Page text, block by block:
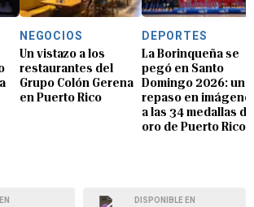
NEGOCIOS
Un vistazo a los
restaurantes del
Grupo Colón Gerena
en Puerto Rico
DEPORTES
La Borinqueña se
pegó en Santo
Domingo 2026: un
repaso en
a las 34 medallas de
oro de Puerto Rico
DISPONIBLE EN